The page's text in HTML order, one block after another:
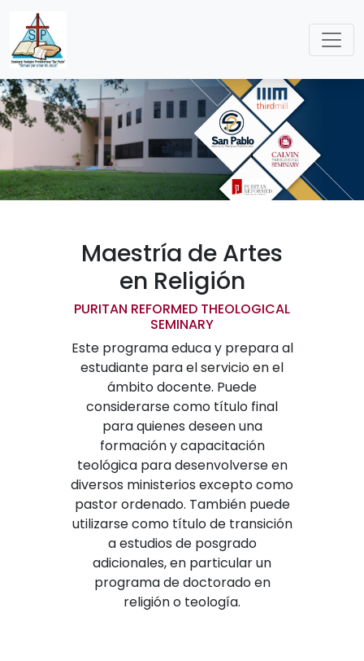
Maestría de Artes
en Religión
PURITAN REFORMED THEOLOGICAL
SEMINARY
Este programa educa y prepara al
estudiante para el servicio en el
ámbito docente. Puede
considerarse como título final
para quienes deseen una
formación y capacitación
teológica para desenvolverse en
diversos ministerios excepto como
pastor ordenado. También puede
utilizarse como título de transición
a estudios de posgrado
adicionales, en particular un
programa de doctorado en
religión o teología.